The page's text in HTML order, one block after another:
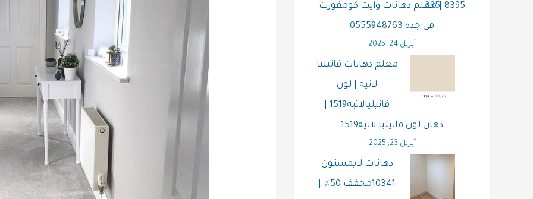
8395 | معلم دهانات وايت كومفورت
في جده 0555948763
أبريل 24, 2025
معلم دهانات فانيليا
لاتيه | لون
فانيليالاتيه1519 |
دهان لون فانيليا لاتيه1519
أبريل 23, 2025
دهانات لايمستون
10341مخفف 50٪ |